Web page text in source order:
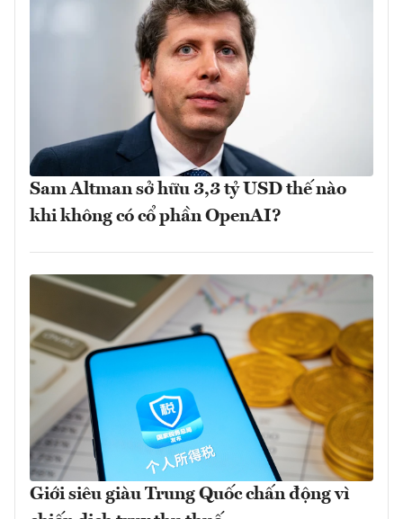
Sam Altman sở hữu 3,3 tỷ USD thế nào
khi không có cổ phần OpenAI?
Giới siêu giàu Trung Quốc chấn động vì